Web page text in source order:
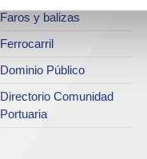
Faros y balizas
Ferrocarril
Dominio Público
Directorio Comunidad
Portuaria